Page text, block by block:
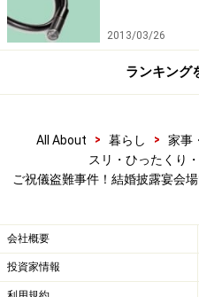
カラカンだ。
「あのっ！ ここにあった
「え？ 僕は、今戻ってきた
たしかにそうだ。
「でも、さっきまであった
2013/03/26
ランキング
All About > 暮らし > 家事
スリ・ひったくり
ご祝儀盗難事件！結婚披露宴会
会社概要
投資家情報